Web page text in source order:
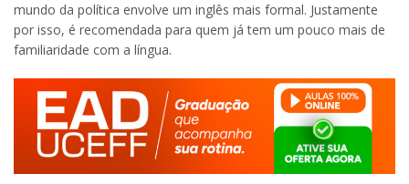
mundo da política envolve um inglês mais formal. Justamente
por isso, é recomendada para quem já tem um pouco mais de
familiaridade com a língua.